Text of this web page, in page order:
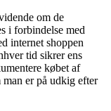
om de
i forbindelse med
internet shoppen
tid sikrer ens
købet af
er på udkig efter